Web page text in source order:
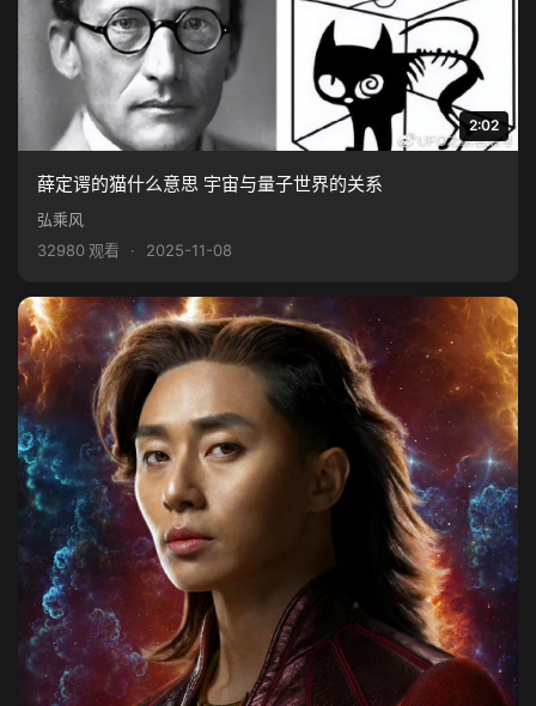
2:02
薛定谔的猫什么意思 宇宙与量子世界的关系
弘乘风
32980 观看
· 2025-11-08